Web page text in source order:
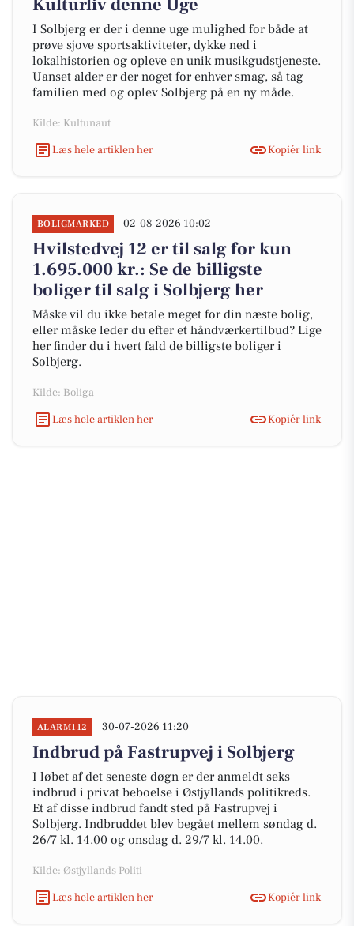
Kulturliv denne Uge
I Solbjerg er der i denne uge mulighed for både at
prøve sjove sportsaktiviteter, dykke ned i
lokalhistorien og opleve en unik musikgudstjeneste.
Uanset alder er der noget for enhver smag, så tag
familien med og oplev Solbjerg på en ny måde.
Kilde: Kultunaut
Læs hele artiklen her
Kopiér link
BOLIGMARKED 02-08-2026 10:02
Hvilstedvej 12 er til salg for kun
1.695.000 kr.: Se de billigste
boliger til salg i Solbjerg her
Måske vil du ikke betale meget for din næste bolig,
eller måske leder du efter et håndværkertilbud? Lige
her finder du i hvert fald de billigste boliger i
Solbjerg.
Kilde: Boliga
Læs hele artiklen her
Kopiér link
ALARM112 30-07-2026 11:20
Indbrud på Fastrupvej i Solbjerg
I løbet af det seneste døgn er der anmeldt seks
indbrud i privat beboelse i Østjyllands politikreds.
Et af disse indbrud fandt sted på Fastrupvej i
Solbjerg. Indbruddet blev begået mellem søndag d.
26/7 kl. 14.00 og onsdag d. 29/7 kl. 14.00.
Kilde: Østjyllands Politi
Læs hele artiklen her
Kopiér link